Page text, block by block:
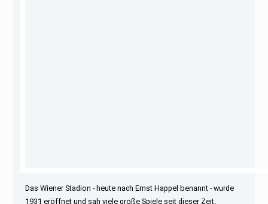
Das Wiener Stadion - heute nach Ernst Happel benannt - wurde
1931 eröffnet und sah viele große Spiele seit dieser Zeit.